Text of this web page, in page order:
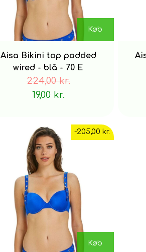
Køb
Aisa Bikini top padded
wired - blå - 70 E
224,00 kr.
19,00 kr.
-205,00 kr.
Køb